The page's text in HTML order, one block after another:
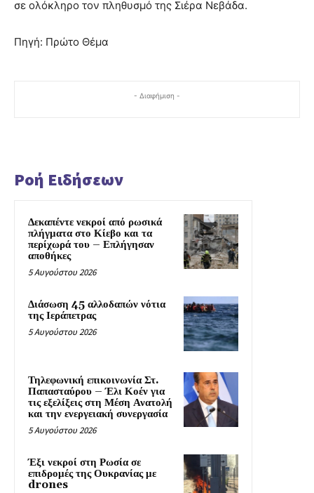
σε ολόκληρο τον πληθυσμό της Σιέρα Νεβάδα.
Πηγή: Πρώτο Θέμα
- Διαφήμιση -
Ροή Ειδήσεων
Δεκαπέντε νεκροί από ρωσικά
πλήγματα στο Κίεβο και τα
περίχωρά του – Επλήγησαν
αποθήκες
5 Αυγούστου 2026
Διάσωση 45 αλλοδαπών νότια
της Ιεράπετρας
5 Αυγούστου 2026
Τηλεφωνική επικοινωνία Στ.
Παπασταύρου – Έλι Κοέν για
τις εξελίξεις στη Μέση Ανατολή
και την ενεργειακή συνεργασία
5 Αυγούστου 2026
Έξι νεκροί στη Ρωσία σε
επιδρομές της Ουκρανίας με
drones